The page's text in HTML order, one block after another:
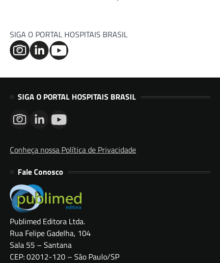
SIGA O PORTAL HOSPITAIS BRASIL
SIGA O PORTAL HOSPITAIS BRASIL
Conheça nossa Política de Privacidade
Fale Conosco
Publimed Editora Ltda.
Rua Felipe Gadelha, 104
Sala 55 – Santana
CEP: 02012-120 – São Paulo/SP